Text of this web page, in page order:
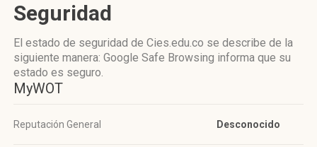
Seguridad
El estado de seguridad de Cies.edu.co se describe de la
siguiente manera: Google Safe Browsing informa que su
estado es seguro.
MyWOT
Reputación General Desconocido